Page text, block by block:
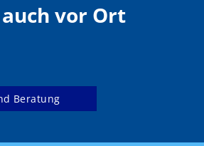
auch vor Ort
Beratung